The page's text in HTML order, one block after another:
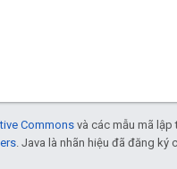
Commons và các mẫu mã
. Java là nhãn hiệu đã đăng